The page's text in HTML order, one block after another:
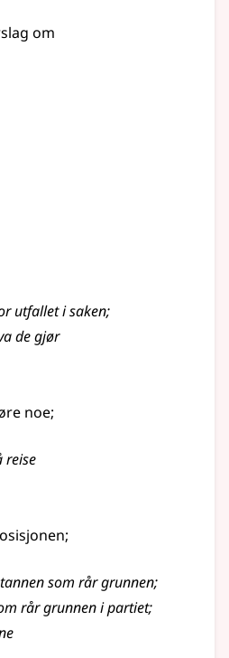
om
utfallet i saken;
de gjør
noe;
reise
;
som rår grunnen;
rår grunnen i partiet;